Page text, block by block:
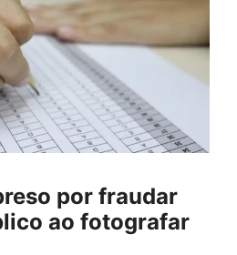
por fraudar
ao fotografar